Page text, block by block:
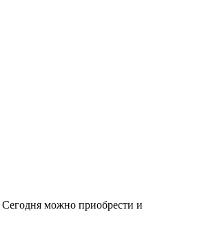
можно приобрести и